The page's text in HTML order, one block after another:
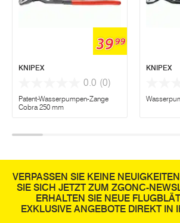
3999
KNIPEX
0.0 (0)
Patent-Wasserpumpen-Zange
Cobra 250 mm
KNIPEX
VERPASSEN SIE KEINE
SIE SICH JETZT ZUM ZGONC-
ERHALTEN SIE NEUE
EXKLUSIVE ANGEBOTE DIREKT IN